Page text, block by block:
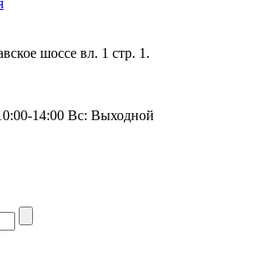
шоссе вл. 1 стр. 1.
14:00 Вс: Выходной